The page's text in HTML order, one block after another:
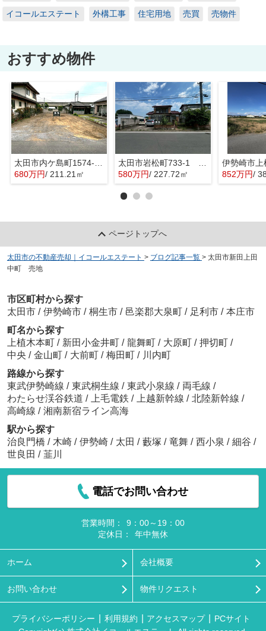
イコールエステート 外構工事 住宅用地 売買 売物件
おすすめ物件
680万円/ 211.21㎡
580万円/ 227.72㎡ 852万円/
ページトップへ
太田市の不動産売却｜イコールエステート > ブログ記事一覧 > 太田市新田上田
中町 売地
市区町村から探す
太田市 / 伊勢崎市 / 桐生市 / 邑楽郡大泉町 / 足利市 / 本庄市
町名から探す
上植木本町 / 新田小金井町 / 龍舞町 / 大原町 / 押切町 /
中央 / 金山町 / 大前町 / 梅田町 / 川内町
路線から探す
東武伊勢崎線 / 東武桐生線 / 東武小泉線 / 両毛線 /
わたらせ渓谷鉄道 / 上毛電鉄 / 上越新幹線 / 北陸新幹線 /
高崎線 / 湘南新宿ライン高海
駅から探す
治良門橋 / 木崎 / 伊勢崎 / 太田 / 藪塚 / 竜舞 / 西小泉 / 細谷 /
世良田 / 韮川
電話でお問い合わせ
営業時間：
9：00～19：00
定休日：
年中無休
ホーム 会社概要
お問い合わせ 物件リクエスト
プライバシーポリシー 利用規約 アクセスマップ
PCサイト